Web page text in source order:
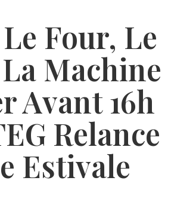
Four, Le
Machine
Avant 16h
Relance
Estivale